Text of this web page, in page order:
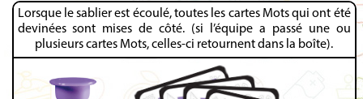
Lorsque le sablier est écoulé, toutes les cartes Mots qui ont été
devinées sont mises de côté. (si l’équipe a passé une ou
plusieurs cartes Mots, celles-ci retournent dans la boîte).